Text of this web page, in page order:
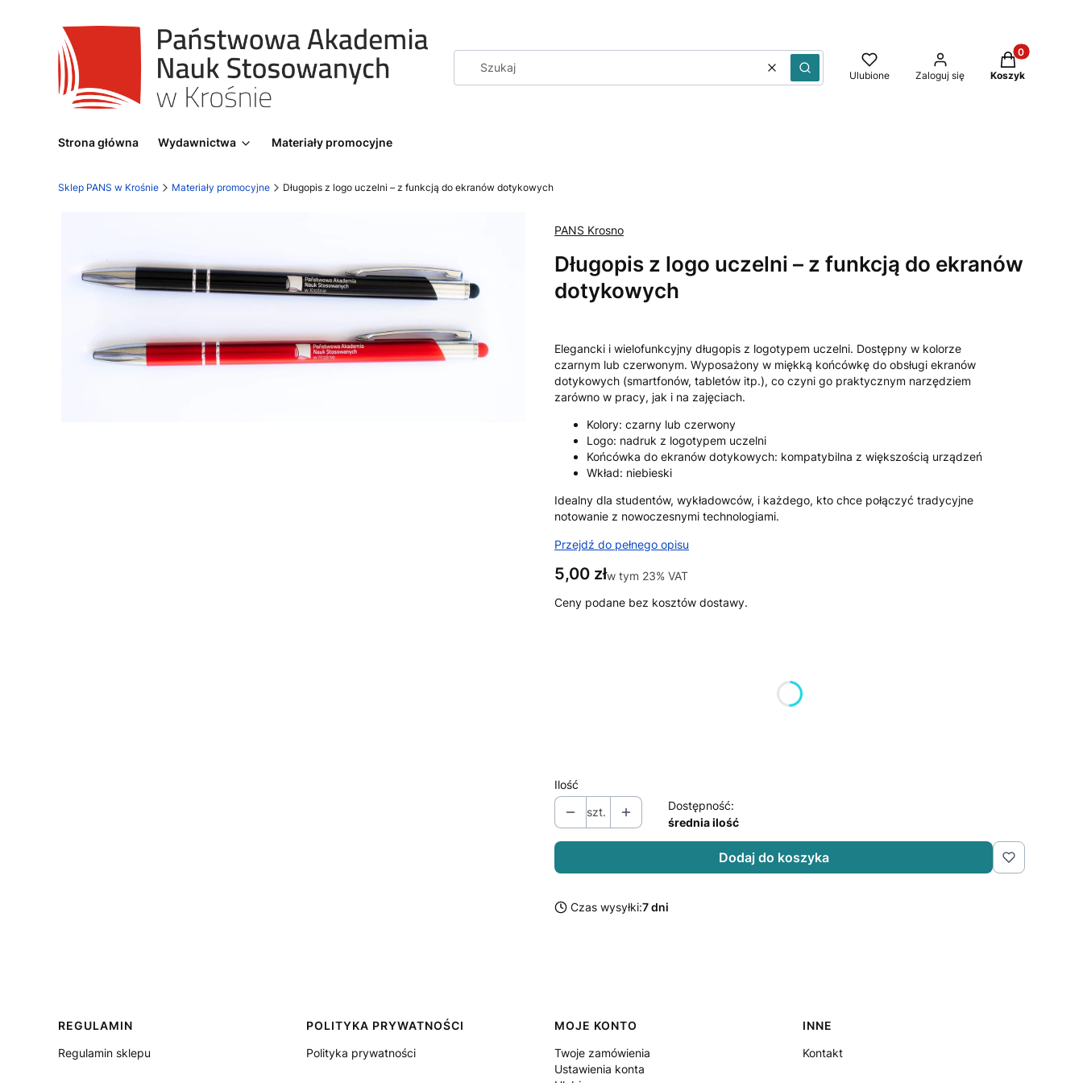
WyczyśćSzukaj Ulubione Zaloguj się
Produkty w
Koszyk
Strona główna Wydawnictwa Materiały promocyjne
Sklep PANS w Krośnie Materiały promocyjne Długopis z logo uczelni – z funkcją do ekranów dotykowych
PANS Krosno
Długopis z logo uczelni – z funkcją do ekranów
dotykowych
Elegancki i wielofunkcyjny długopis z logotypem uczelni. Dostępny w kolorze
czarnym lub czerwonym. Wyposażony w miękką końcówkę do obsługi ekranów
dotykowych (smartfonów, tabletów itp.), co czyni go praktycznym narzędziem
zarówno w pracy, jak i na zajęciach.
Kolory: czarny lub czerwony
Logo: nadruk z logotypem uczelni
Końcówka do ekranów dotykowych: kompatybilna z większością urządzeń
Wkład: niebieski
Idealny dla studentów, wykładowców, i każdego, kto chce połączyć tradycyjne
notowanie z nowoczesnymi technologiami.
Przejdź do pełnego opisu
Cena
5,00 złw tym 23% VAT
w tym 23% VAT
Ceny podane bez kosztów dostawy.
Ilość
szt.
Dostępność:
średnia ilość
Dodaj do koszyka
Czas wysyłki:7 dni
Linki w stopce
REGULAMIN
Regulamin sklepu
POLITYKA PRYWATNOŚCI
Polityka prywatności
MOJE KONTO
Twoje zamówienia
Ustawienia konta
INNE
Kontakt